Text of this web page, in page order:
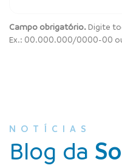
Campo obrigatório. Digite
Ex.: 00.000.000/0000-00
NOTÍCIAS
Blog da